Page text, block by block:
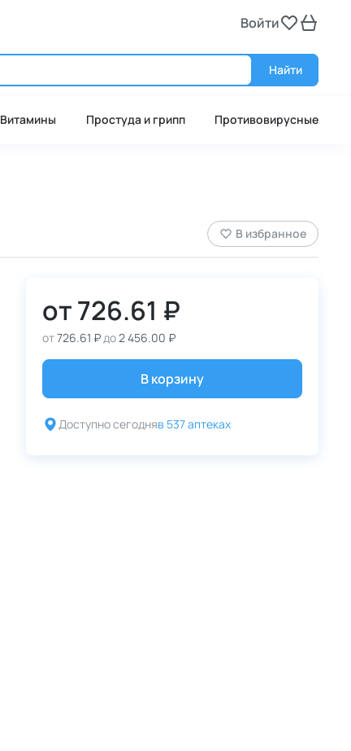
Войти
Найти
Витамины Простуда и грипп Противовирусные
В избранное
от726.61 ₽
от726.61 ₽до2 456.00 ₽
В корзину
Доступно сегодняв 537 аптеках